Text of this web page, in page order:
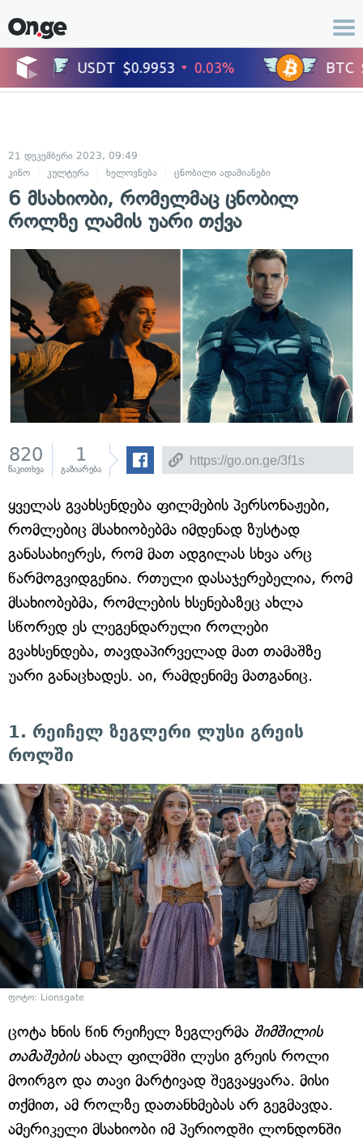
21 დეკემბერი 2023, 09:49
კინო
კულტურა ხელოვნება ცნობილი ადამიანები
6 მსახიობი, რომელმაც ცნობილ
როლზე ლამის უარი თქვა
820
წაკითხვა
1
გაზიარება
ყველას გვახსენდება ფილმების პერსონაჟები,
რომლებიც მსახიობებმა იმდენად ზუსტად
განასახიერეს, რომ მათ ადგილას სხვა არც
წარმოგვიდგენია. რთული დასაჯერებელია, რომ
მსახიობებმა, რომლების ხსენებაზეც ახლა
სწორედ ეს ლეგენდარული როლები
გვახსენდება, თავდაპირველად მათ თამაშზე
უარი განაცხადეს. აი, რამდენიმე მათგანიც.
1. რეიჩელ ზეგლერი ლუსი გრეის
როლში
ფოტო: Lionsgate
ცოტა ხნის წინ რეიჩელ ზეგლერმა შიმშილის
თამაშებისახალ ფილმში ლუსი გრეის როლი
მოირგო და თავი მარტივად შეგვაყვარა. მისი
თქმით, ამ როლზე დათანხმებას არ გეგმავდა.
ამერიკელი მსახიობი იმ პერიოდში ლონდონში